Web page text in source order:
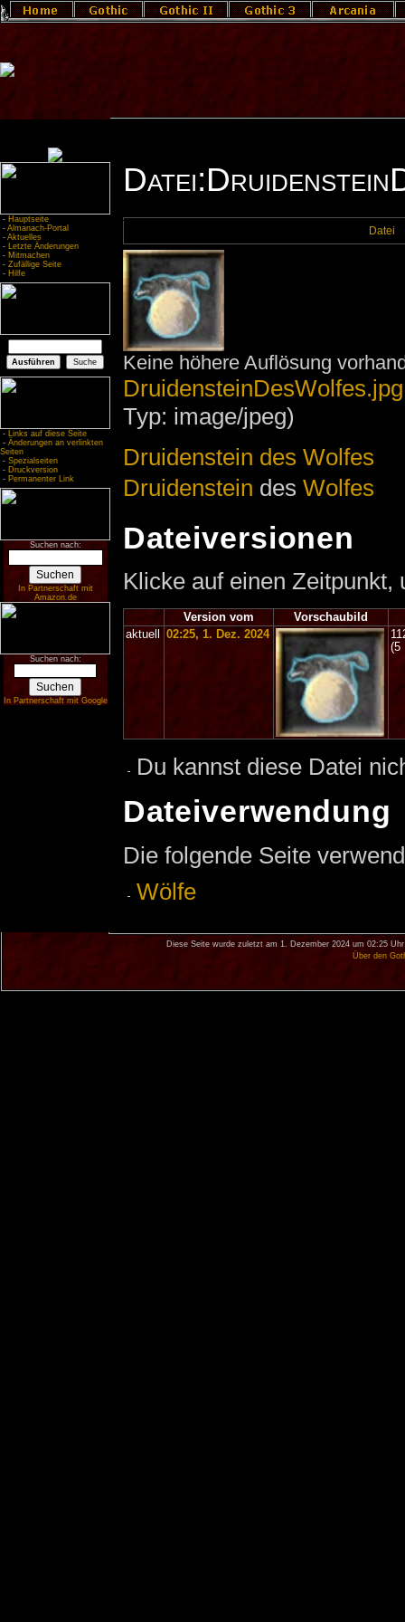
- Hauptseite
- Almanach-Portal
- Aktuelles
- Letzte Änderungen
- Mitmachen
- Zufällige Seite
- Hilfe
- Links auf diese Seite
- Änderungen an verlinkten
Seiten
- Spezialseiten
- Druckversion
- Permanenter Link
Suchen nach:
In Partnerschaft mit
Amazon.de
Suchen nach:
In Partnerschaft mit Google
Datei
Keine höhere Auflösung
DruidensteinDesWolfes.jpg
Typ: image/jpeg)
Druidenstein des Wolfes
Druidenstein des Wolfes
Dateiversionen
Klicke auf einen
Version vom
Vorschaubild
aktuell
02:25, 1. Dez. 2024
(5
Du kannst diese Datei
Dateiverwendung
Die folgende Seite
Wölfe
Diese Seite wurde zuletzt am 1. Dezember 2024 um 02:25
Über den